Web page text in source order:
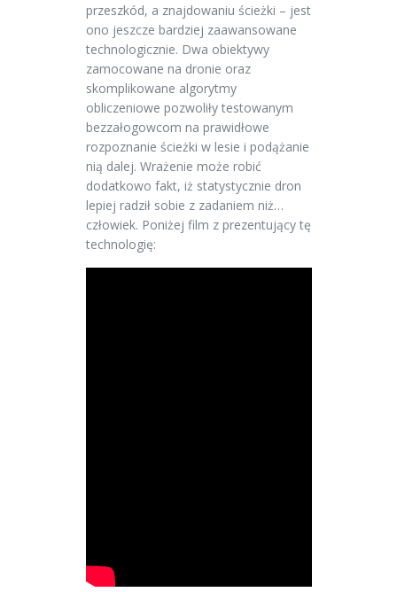
przeszkód, a znajdowaniu ścieżki – jest
ono jeszcze bardziej zaawansowane
technologicznie. Dwa obiektywy
zamocowane na dronie oraz
skomplikowane algorytmy
obliczeniowe pozwoliły testowanym
bezzałogowcom na prawidłowe
rozpoznanie ścieżki w lesie i podążanie
nią dalej. Wrażenie może robić
dodatkowo fakt, iż statystycznie dron
lepiej radził sobie z zadaniem niż…
człowiek. Poniżej film z prezentujący tę
technologię: